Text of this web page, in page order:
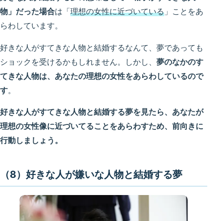
物」だった場合は「 理想の女性に近づいている 」ことをあ
らわしています。
好きな人がすてきな人物と結婚するなんて、夢であっても
ショックを受けるかもしれません。しかし、 夢のなかのす
てきな人物は、あなたの理想の女性をあらわしているので
す。
好きな人がすてきな人物と結婚する夢を見たら、あなたが
理想の女性像に近づいてることをあらわすため、前向きに
行動しましょう。
（8）好きな人が嫌いな人物と結婚する夢